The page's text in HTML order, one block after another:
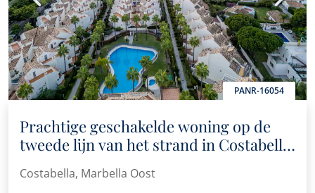
PANR-16054
Prachtige geschakelde woning op de
tweede lijn van het strand in Costabella,
Oost-Marbella
Costabella, Marbella Oost